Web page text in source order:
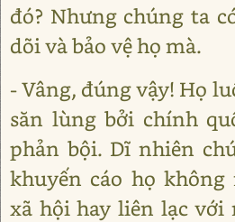
đó? Nhưng chúng ta
dõi và bảo vệ họ mà.
- Vâng, đúng vậy! Họ
săn lùng bởi chính
phản bội. Dĩ nhiên
khuyến cáo họ
xã hội hay liên lạc với